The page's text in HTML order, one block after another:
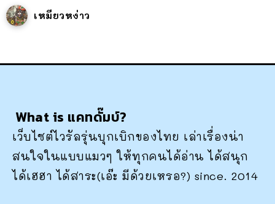
เหมียวหง่าว
What is แคทดั๊มบ์?
เว็บไซต์ไวรัลรุ่นบุกเบิกของไทย เล่าเรื่องน่า
สนใจในแบบแมวๆ ให้ทุกคนได้อ่าน ได้สนุก
ได้เฮฮา ได้สาระ(เอ๊ะ มีด้วยเหรอ?) since. 2014